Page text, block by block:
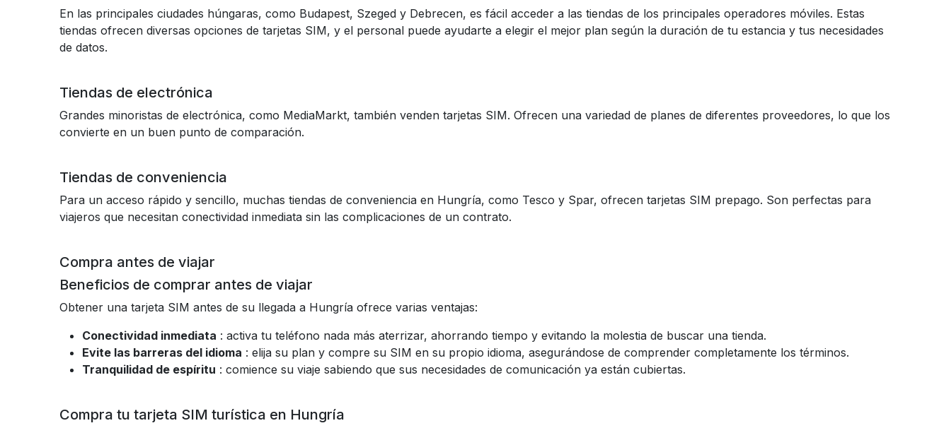
En las principales ciudades húngaras, como Budapest, Szeged y Debrecen, es fácil acceder a las tiendas de los principales operadores móviles. Estas
tiendas ofrecen diversas opciones de tarjetas SIM, y el personal puede ayudarte a elegir el mejor plan según la duración de tu estancia y tus necesidades
de datos.
Tiendas de electrónica
Grandes minoristas de electrónica, como MediaMarkt, también venden tarjetas SIM. Ofrecen una variedad de planes de diferentes proveedores, lo que los
convierte en un buen punto de comparación.
Tiendas de conveniencia
Para un acceso rápido y sencillo, muchas tiendas de conveniencia en Hungría, como Tesco y Spar, ofrecen tarjetas SIM prepago. Son perfectas para
viajeros que necesitan conectividad inmediata sin las complicaciones de un contrato.
Compra antes de viajar
Beneficios de comprar antes de viajar
Obtener una tarjeta SIM antes de su llegada a Hungría ofrece varias ventajas:
Conectividad inmediata : activa tu teléfono nada más aterrizar, ahorrando tiempo y evitando la molestia de buscar una tienda.
Evite las barreras del idioma : elija su plan y compre su SIM en su propio idioma, asegurándose de comprender completamente los términos.
Tranquilidad de espíritu : comience su viaje sabiendo que sus necesidades de comunicación ya están cubiertas.
Compra tu tarjeta SIM turística en Hungría